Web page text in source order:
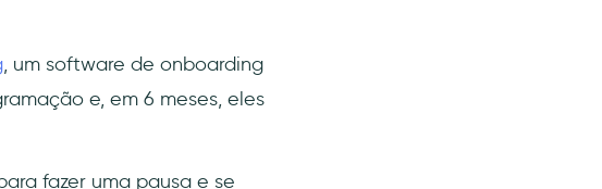
, um software de onboarding
e, em 6 meses, eles
fazer uma pausa e se